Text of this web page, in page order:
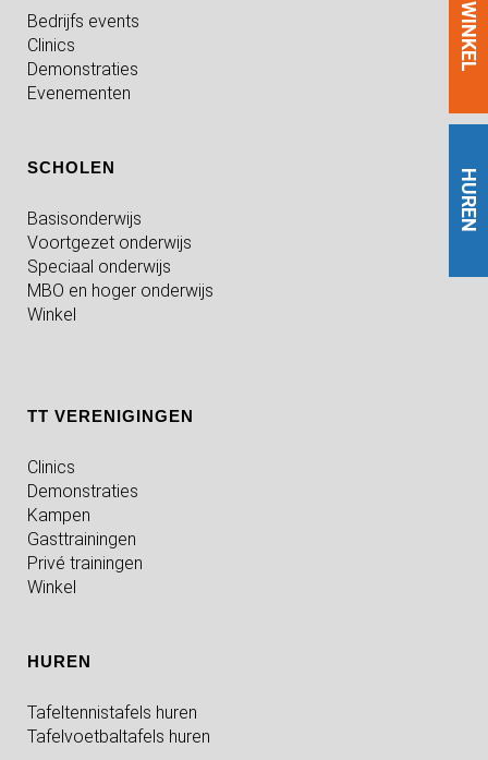
HUREN
WINKEL
Bedrijfs events
Clinics
Demonstraties
Evenementen
SCHOLEN
Basisonderwijs
Voortgezet onderwijs
Speciaal onderwijs
MBO en hoger onderwijs
Winkel
TT VERENIGINGEN
Clinics
Demonstraties
Kampen
Gasttrainingen
Privé trainingen
Winkel
HUREN
Tafeltennistafels huren
Tafelvoetbaltafels huren